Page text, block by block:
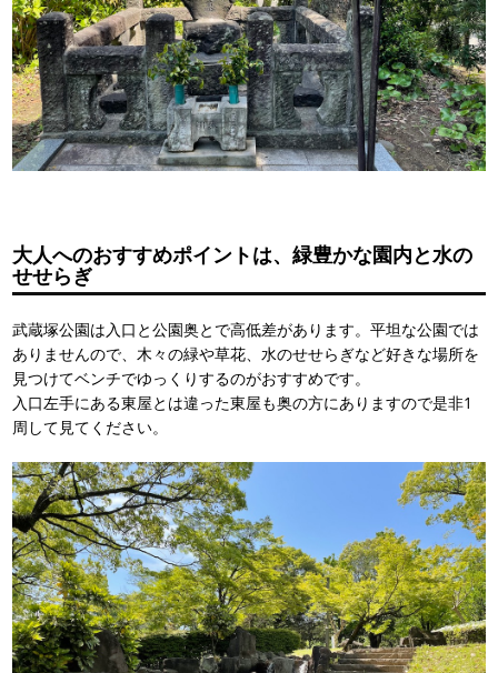
大人へのおすすめポイントは、緑豊かな園内と水の
せせらぎ
武蔵塚公園は入口と公園奥とで高低差があります。平坦な公園では
ありませんので、木々の緑や草花、水のせせらぎなど好きな場所を
見つけてベンチでゆっくりするのがおすすめです。
入口左手にある東屋とは違った東屋も奥の方にありますので是非1
周して見てください。